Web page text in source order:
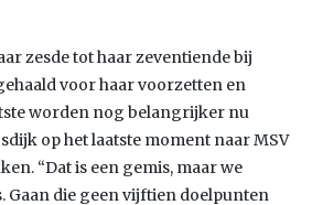
zesde tot haar zeventiende bij
voor haar voorzetten en
worden nog belangrijker nu
op het laatste moment naar MSV
“Dat is een gemis, maar we
Gaan die geen vijftien doelpunten